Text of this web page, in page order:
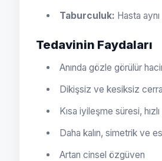
Taburculuk: Hasta
Tedavinin Faydaları
Anında gözle görülür
Dikişsiz ve kesiksiz
Kısa iyileşme süresi,
Daha kalın, simetrik ve
Artan cinsel özgüven